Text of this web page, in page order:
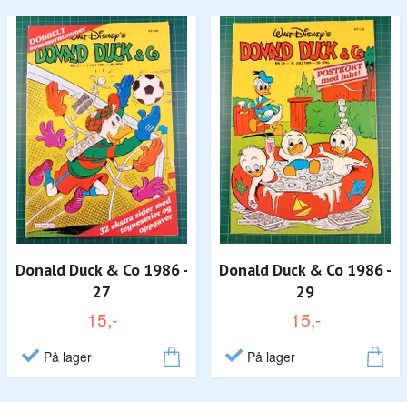
Donald Duck & Co 1986 -
27
15,-
På lager
Donald Duck & Co 1986 -
29
15,-
På lager